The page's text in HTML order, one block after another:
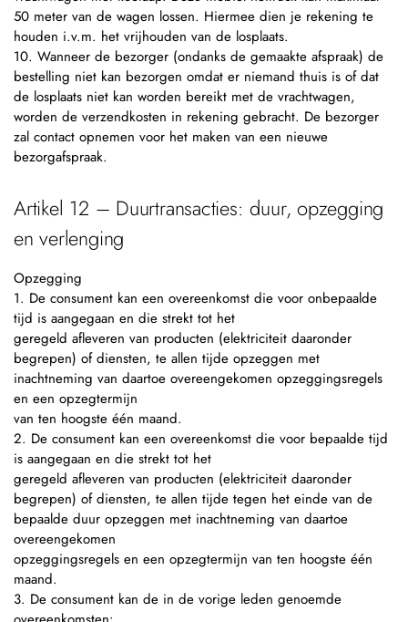
50 meter van de wagen lossen. Hiermee dien je rekening te
houden i.v.m. het vrijhouden van de losplaats.
10. Wanneer de bezorger (ondanks de gemaakte afspraak) de
bestelling niet kan bezorgen omdat er niemand thuis is of dat
de losplaats niet kan worden bereikt met de vrachtwagen,
worden de verzendkosten in rekening gebracht. De bezorger
zal contact opnemen voor het maken van een nieuwe
bezorgafspraak.
Artikel 12 – Duurtransacties: duur, opzegging
en verlenging
Opzegging
1. De consument kan een overeenkomst die voor onbepaalde
tijd is aangegaan en die strekt tot het
geregeld afleveren van producten (elektriciteit daaronder
begrepen) of diensten, te allen tijde opzeggen met
inachtneming van daartoe overeengekomen opzeggingsregels
en een opzegtermijn
van ten hoogste één maand.
2. De consument kan een overeenkomst die voor bepaalde tijd
is aangegaan en die strekt tot het
geregeld afleveren van producten (elektriciteit daaronder
begrepen) of diensten, te allen tijde tegen het einde van de
bepaalde duur opzeggen met inachtneming van daartoe
overeengekomen
opzeggingsregels en een opzegtermijn van ten hoogste één
maand.
3. De consument kan de in de vorige leden genoemde